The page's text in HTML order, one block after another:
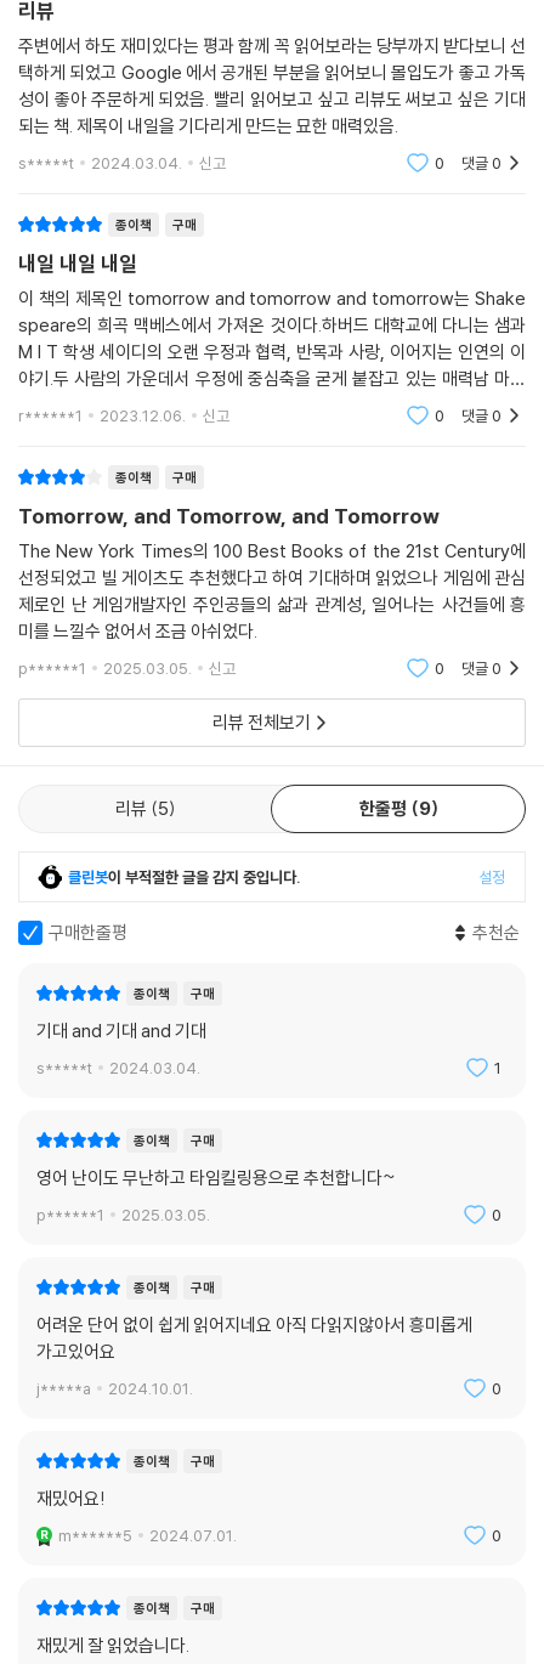
리뷰
주변에서 하도 재미있다는 평과 함께 꼭 읽어보라는 당부까지 받다보니 선
택하게 되었고 Google 에서 공개된 부분을 읽어보니 몰입도가 좋고 가독
성이 좋아 주문하게 되었음. 빨리 읽어보고 싶고 리뷰도 써보고 싶은 기대
되는 책. 제목이 내일을 기다리게 만드는 묘한 매력있음.
s*****t 2024.03.04. 신고 0 댓글0
종이책 구매
내일 내일 내일
이 책의 제목인 tomorrow and tomorrow and tomorrow는 Shake
speare의 희곡 맥베스에서 가져온 것이다.하버드 대학교에 다니는 샘과
M I T 학생 세이디의 오랜 우정과 협력, 반목과 사랑, 이어지는 인연의 이
야기.두 사람의 가운데서 우정에 중심축을 굳게 붙잡고 있는 매력남 마크
스 의 존재도 빼놓을 수 없다.Gabrielle Zevin is one of the most fam
r******1 2023.12.06. 신고 0 댓글0
종이책 구매
Tomorrow, and Tomorrow, and Tomorrow
The New York Times의 100 Best Books of the 21st Century에
선정되었고 빌 게이츠도 추천했다고 하여 기대하며 읽었으나 게임에 관심
제로인 난 게임개발자인 주인공들의 삶과 관계성, 일어나는 사건들에 흥
미를 느낄수 없어서 조금 아쉬었다.
p******1 2025.03.05. 신고 0 댓글0
리뷰 전체보기
리뷰 5 한줄평 9
클린봇이 부적절한 글을 감지 중입니다. 설정
구매한줄평 추천순
종이책 구매
기대 and 기대 and 기대
s*****t 2024.03.04. 1
종이책 구매
영어 난이도 무난하고 타임킬링용으로 추천합니다~
p******1 2025.03.05. 0
종이책 구매
어려운 단어 없이 쉽게 읽어지네요 아직 다읽지않아서 흥미롭게
가고있어요
j*****a 2024.10.01. 0
종이책 구매
재밌어요!
m******5 2024.07.01. 0
종이책 구매
재밌게 잘 읽었습니다.